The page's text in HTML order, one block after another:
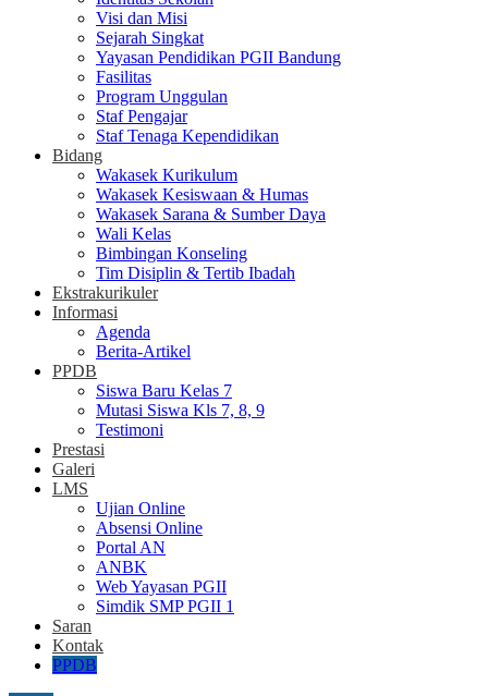
Visi dan Misi
Sejarah Singkat
Yayasan Pendidikan PGII Bandung
Fasilitas
Program Unggulan
Staf Pengajar
Staf Tenaga Kependidikan
Bidang
Wakasek Kurikulum
Wakasek Kesiswaan & Humas
Wakasek Sarana & Sumber Daya
Wali Kelas
Bimbingan Konseling
Tim Disiplin & Tertib Ibadah
Ekstrakurikuler
Informasi
Agenda
Berita-Artikel
PPDB
Siswa Baru Kelas 7
Mutasi Siswa Kls 7, 8, 9
Testimoni
Prestasi
Galeri
LMS
Ujian Online
Absensi Online
Portal AN
ANBK
Web Yayasan PGII
Simdik SMP PGII 1
Saran
Kontak
PPDB